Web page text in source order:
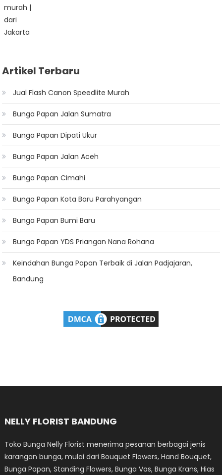
Artikel Terbaru
Jual Flash Canon Speedlite Murah
Bunga Papan Jalan Sumatra
Bunga Papan Dipati Ukur
Bunga Papan Jalan Aceh
Bunga Papan Cimahi
Bunga Papan Kota Baru Parahyangan
Bunga Papan Bumi Baru
Bunga Papan YDS Priangan Nana Rohana
Keindahan Bunga Papan Terbaik di Jalan Padjajaran,
Bandung
NELLY FLORIST BANDUNG
Toko Bunga Nelly Florist menerima pesanan berbagai jenis
karangan bunga, mulai dari Bouquet Flowers, Hand Bouquet,
Bunga Papan, Standing Flowers, Bunga Vas, Bunga Krans, Hias